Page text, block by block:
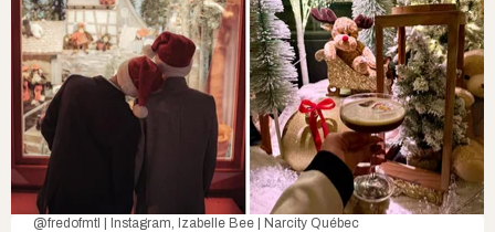
@fredofmtl | Instagram , Izabelle Bee | Narcity Québec